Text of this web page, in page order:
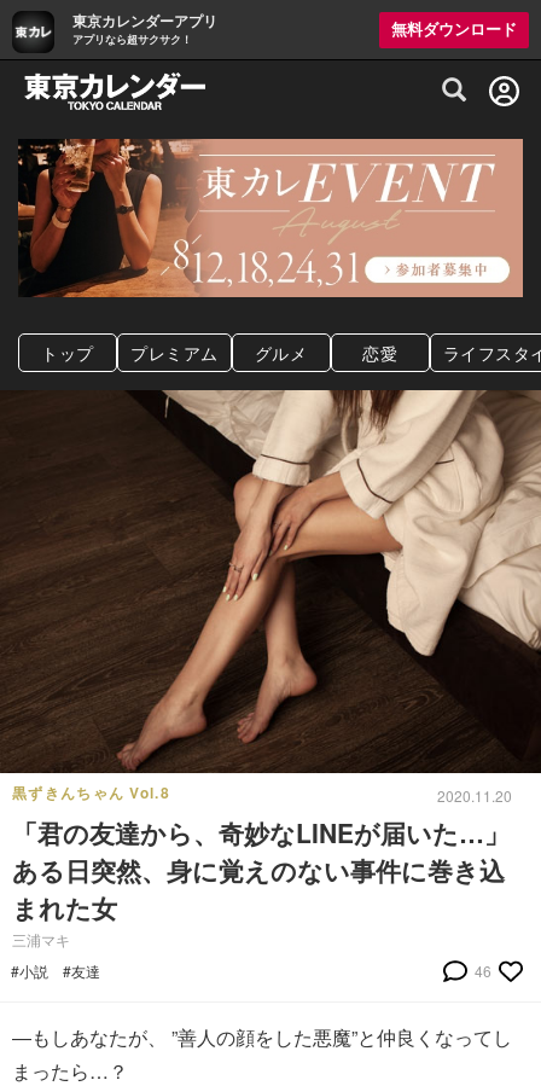
東京カレンダーアプリ
アプリなら超サクサク！
無料ダウンロード
グルメ情報・プレミアムレストラン予約
トップ プレミアム グルメ 恋愛 ライフスタ
黒ずきんちゃん Vol.8 2020.11.20
「君の友達から、奇妙なLINEが届いた…」
ある日突然、身に覚えのない事件に巻き込
まれた女
三浦マキ
#小説
#友達 46
―もしあなたが、 ”善人の顔をした悪魔”と仲良くなってし
まったら…？